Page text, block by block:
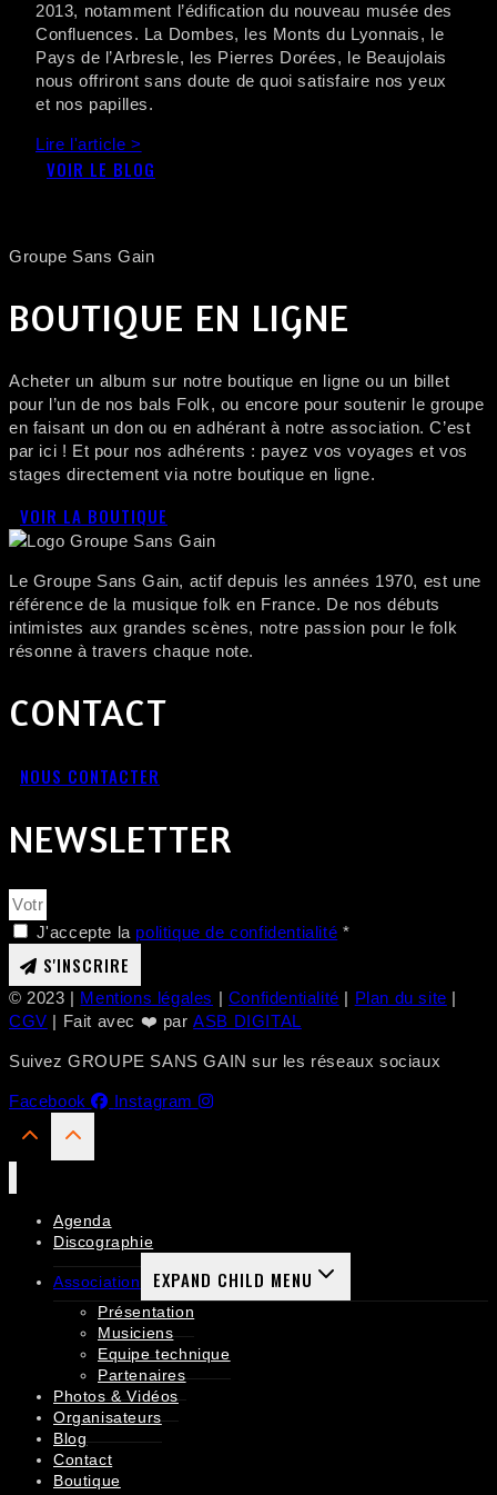
2013, notamment l’édification du nouveau musée des
Confluences. La Dombes, les Monts du Lyonnais, le
Pays de l’Arbresle, les Pierres Dorées, le Beaujolais
nous offriront sans doute de quoi satisfaire nos yeux
et nos papilles.
Lire l'article >
VOIR LE BLOG
Groupe Sans Gain
BOUTIQUE EN LIGNE
Acheter un album sur notre boutique en ligne ou un billet
pour l’un de nos bals Folk, ou encore pour soutenir le groupe
en faisant un don ou en adhérant à notre association. C’est
par ici ! Et pour nos adhérents : payez vos voyages et vos
stages directement via notre boutique en ligne.
VOIR LA BOUTIQUE
Le Groupe Sans Gain, actif depuis les années 1970, est une
référence de la musique folk en France. De nos débuts
intimistes aux grandes scènes, notre passion pour le folk
résonne à travers chaque note.
CONTACT
NOUS CONTACTER
NEWSLETTER
J'accepte la politique de confidentialité *
S'INSCRIRE
© 2023 | Mentions légales | Confidentialité | Plan du site |
CGV | Fait avec ❤️ parASB DIGITAL
Suivez GROUPE SANS GAIN sur les réseaux sociaux
Facebook Instagram
Agenda
Discographie
Association EXPAND CHILD MENU
Présentation
Musiciens
Equipe technique
Partenaires
Photos & Vidéos
Organisateurs
Blog
Contact
Boutique